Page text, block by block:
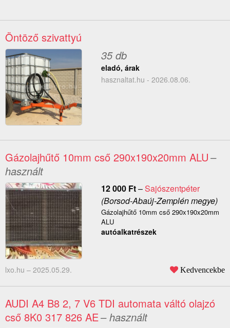
Öntöző szivattyú
35 db
eladó, árak
hasznaltat.hu - 2026.08.06.
Gázolajhűtő 10mm cső 290x190x20mm ALU–
használt
12 000 Ft–Sajószentpéter
(Borsod-Abaúj-Zemplén megye)
Gázolajhűtő 10mm cső 290x190x20mm
ALU
autóalkatrészek
lxo.hu – 2025.05.29. Kedvencekbe
AUDI A4 B8 2, 7 V6 TDI automata váltó olajzó
cső 8K0 317 826 AE– használt